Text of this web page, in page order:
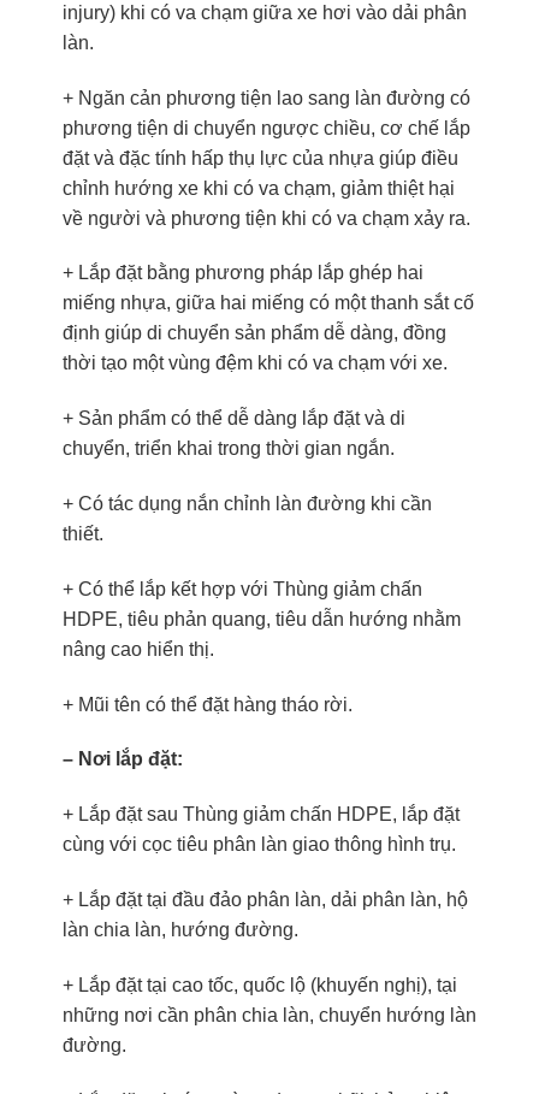
injury) khi có va chạm giữa xe hơi vào dải phân
làn.
+ Ngăn cản phương tiện lao sang làn đường có
phương tiện di chuyển ngược chiều, cơ chế lắp
đặt và đặc tính hấp thụ lực của nhựa giúp điều
chỉnh hướng xe khi có va chạm, giảm thiệt hại
về người và phương tiện khi có va chạm xảy ra.
+ Lắp đặt bằng phương pháp lắp ghép hai
miếng nhựa, giữa hai miếng có một thanh sắt cố
định giúp di chuyển sản phẩm dễ dàng, đồng
thời tạo một vùng đệm khi có va chạm với xe.
+ Sản phẩm có thể dễ dàng lắp đặt và di
chuyển, triển khai trong thời gian ngắn.
+ Có tác dụng nắn chỉnh làn đường khi cần
thiết.
+ Có thể lắp kết hợp với Thùng giảm chấn
HDPE, tiêu phản quang, tiêu dẫn hướng nhằm
nâng cao hiển thị.
+ Mũi tên có thể đặt hàng tháo rời.
– Nơi lắp đặt:
+ Lắp đặt sau Thùng giảm chấn HDPE, lắp đặt
cùng với cọc tiêu phân làn giao thông hình trụ.
+ Lắp đặt tại đầu đảo phân làn, dải phân làn, hộ
làn chia làn, hướng đường.
+ Lắp đặt tại cao tốc, quốc lộ (khuyến nghị), tại
những nơi cần phân chia làn, chuyển hướng làn
đường.